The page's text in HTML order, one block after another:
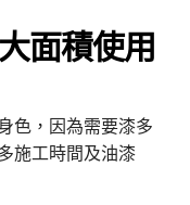
面積使用
色，因為需要漆多
施工時間及油漆